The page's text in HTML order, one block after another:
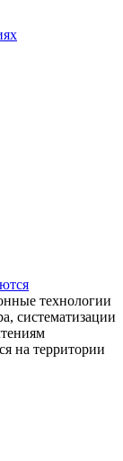
технологии
систематизации
на территории